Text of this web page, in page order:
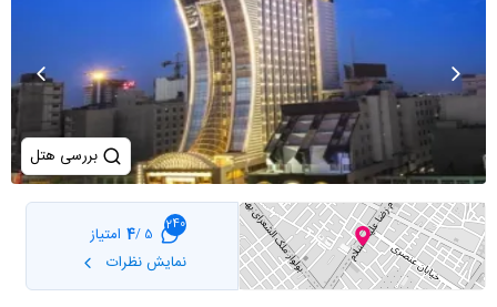
بررسی هتل
240
5 /
4 امتیاز
نمایش نظرات